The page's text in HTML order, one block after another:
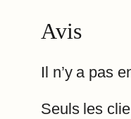
Avis
Il n’y a pas
Seuls les